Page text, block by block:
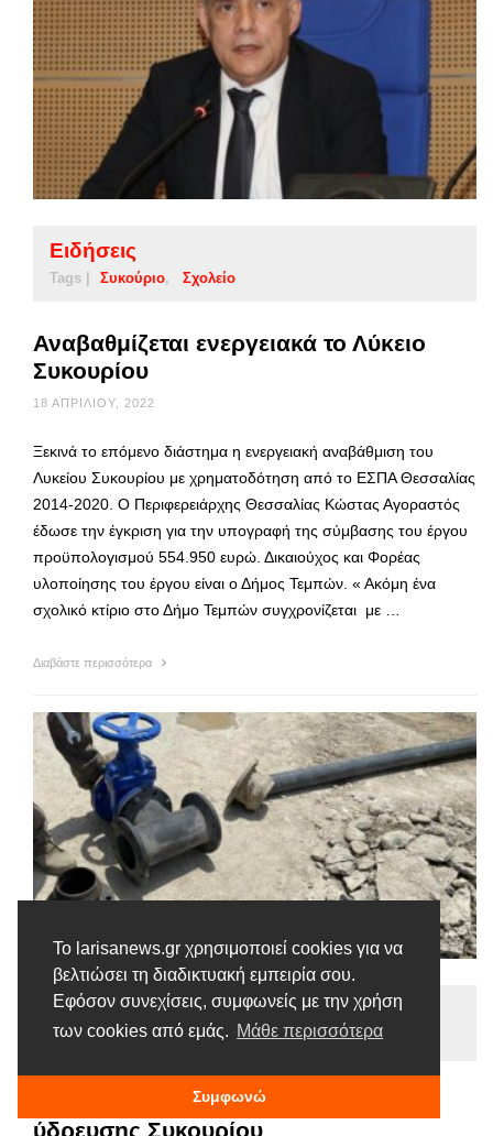
Το larisanews.gr χρησιμοποιεί cookies για να
βελτιώσει τη διαδικτυακή εμπειρία σου.
Εφόσον συνεχίσεις, συμφωνείς με την χρήση
των cookies από εμάς. Μάθε περισσότερα
Συμφωνώ
Ειδήσεις
Tags | Συκούριο Σχολείο
Αναβαθμίζεται ενεργειακά το Λύκειο
Συκουρίου
18 ΑΠΡΙΛΊΟΥ, 2022
Ξεκινά το επόμενο διάστημα η ενεργειακή αναβάθμιση του
Λυκείου Συκουρίου με χρηματοδότηση από το ΕΣΠΑ Θεσσαλίας
2014-2020. Ο Περιφερειάρχης Θεσσαλίας Κώστας Αγοραστός
έδωσε την έγκριση για την υπογραφή της σύμβασης του έργου
προϋπολογισμού 554.950 ευρώ. Δικαιούχος και Φορέας
υλοποίησης του έργου είναι ο Δήμος Τεμπών. « Ακόμη ένα
σχολικό κτίριο στο Δήμο Τεμπών συγχρονίζεται με …
Διαβάστε περισσότερα
Ειδήσεις
Tags | Έργα Συκούριο
Προχωρά η ζωνοποίηση του δικτύου
ύδρευσης Συκουρίου